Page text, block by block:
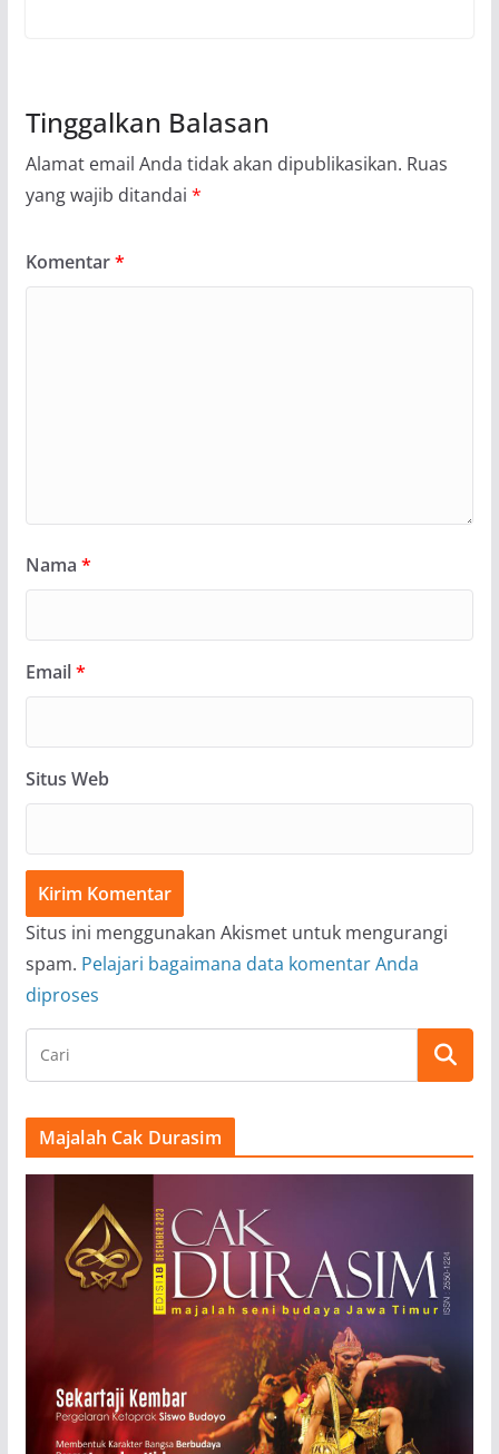
Tinggalkan Balasan
Alamat email Anda tidak akan dipublikasikan. Ruas
yang wajib ditandai *
Komentar*
Nama *
Email*
Situs Web
Situs ini menggunakan Akismet untuk mengurangi
spam. Pelajari bagaimana data komentar Anda
diproses
Majalah Cak Durasim